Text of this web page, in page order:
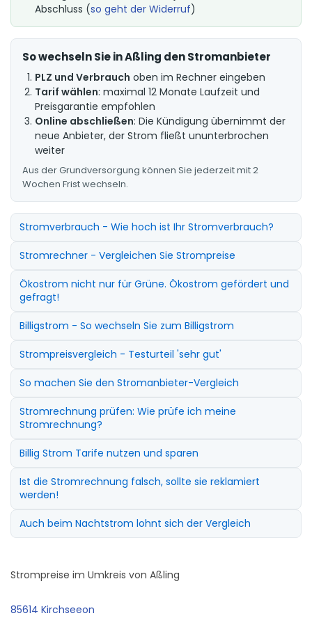
Abschluss (so geht der Widerruf)
So wechseln Sie in Aßling den Stromanbieter
PLZ und Verbrauch oben im Rechner eingeben
Tarif wählen: maximal 12 Monate Laufzeit und
Preisgarantie empfohlen
Online abschließen: Die Kündigung übernimmt der
neue Anbieter, der Strom fließt ununterbrochen
weiter
Aus der Grundversorgung können Sie jederzeit mit 2
Wochen Frist wechseln.
Stromverbrauch - Wie hoch ist Ihr Stromverbrauch?
Stromrechner - Vergleichen Sie Strompreise
Ökostrom nicht nur für Grüne. Ökostrom gefördert und
gefragt!
Billigstrom - So wechseln Sie zum Billigstrom
Strompreisvergleich - Testurteil 'sehr gut'
So machen Sie den Stromanbieter-Vergleich
Stromrechnung prüfen: Wie prüfe ich meine
Stromrechnung?
Billig Strom Tarife nutzen und sparen
Ist die Stromrechnung falsch, sollte sie reklamiert
werden!
Auch beim Nachtstrom lohnt sich der Vergleich
Strompreise im Umkreis von Aßling
85614 Kirchseeon